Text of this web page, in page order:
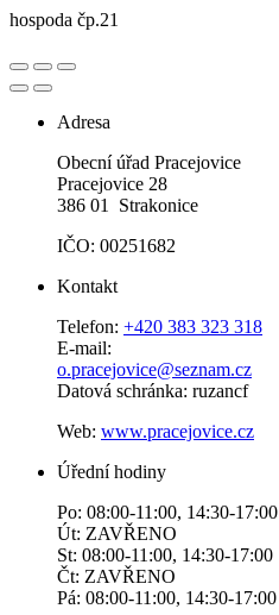
hospoda čp.21
Adresa
Obecní úřad Pracejovice
Pracejovice 28
386 01 Strakonice
IČO: 00251682
Kontakt
Telefon: +420 383 323 318
E-mail:
o.pracejovice@seznam.cz
Datová schránka: ruzancf
Web: www.pracejovice.cz
Úřední hodiny
Po: 08:00-11:00, 14:30-17:00
Út: ZAVŘENO
St: 08:00-11:00, 14:30-17:00
Čt: ZAVŘENO
Pá: 08:00-11:00, 14:30-17:00